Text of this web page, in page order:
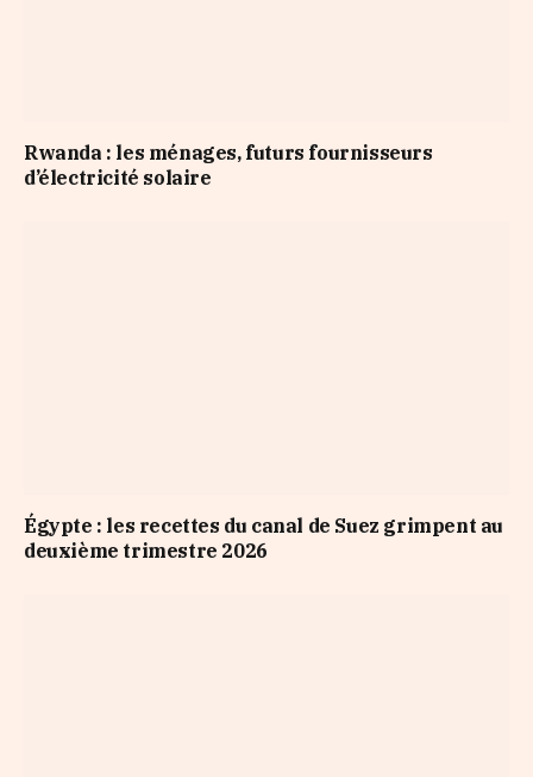
Rwanda : les ménages, futurs fournisseurs
d’électricité solaire
Égypte : les recettes du canal de Suez grimpent au
deuxième trimestre 2026